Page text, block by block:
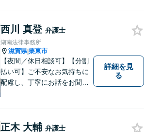
西川 真登 弁護士
湖南法律事務所
滋賀県|栗東市
【夜間／休日相談可】【分割
払い可】ご不安なお気持ちに
配慮し、丁寧にお話をお聞き
詳細を見
る
正木 大輔 弁護士